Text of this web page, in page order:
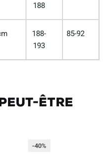
188
188-
193
85-92
être
-40%